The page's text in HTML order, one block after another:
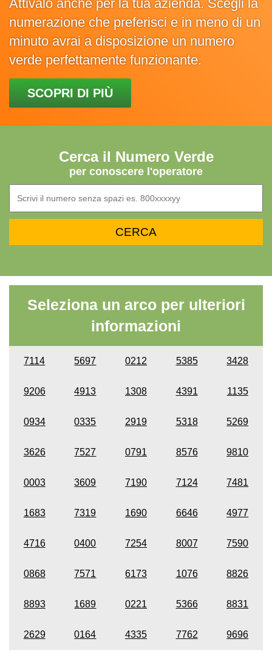
Attivalo anche per la tua azienda. Scegli la
numerazione che preferisci e in meno di un
minuto avrai a disposizione un numero
verde perfettamente funzionante.
SCOPRI DI PIÙ
Cerca il Numero Verde
per conoscere l'operatore
Seleziona un arco per ulteriori
informazioni
7114 5697 0212 5385 3428
9206 4913 1308 4391 1135
0934 0335 2919 5318 5269
3626 7527 0791 8576 9810
0003 3609 7190 7124 7481
1683 7319 1690 6646 4977
4716 0400 7254 8007 7590
0868 7571 6173 1076 8826
8893 1689 0221 5366 8831
2629 0164 4335 7762 9696